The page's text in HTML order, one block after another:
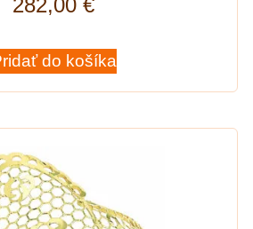
282,00 €
do košíka